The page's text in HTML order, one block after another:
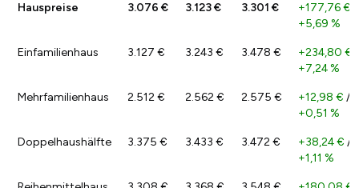
Hauspreise 3.076 € 3.123 € 3.301 € +177,76 €
+5,69 %
Einfamilienhaus 3.127 € 3.243 € 3.478 € +234,80 €
+7,24 %
Mehrfamilienhaus 2.512 € 2.562 € 2.575 € +12,98 € /
+0,51 %
Doppelhaushälfte 3.375 € 3.433 € 3.472 € +38,24 € /
+1,11 %